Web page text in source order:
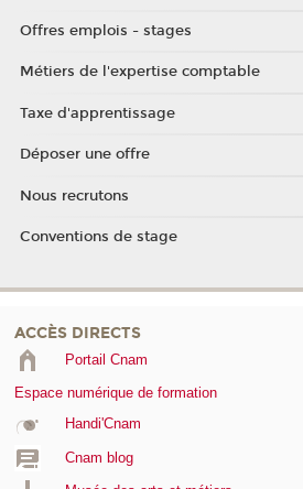
Offres emplois - stages
Métiers de l'expertise comptable
Taxe d'apprentissage
Déposer une offre
Nous recrutons
Conventions de stage
ACCÈS DIRECTS
Portail Cnam
Espace numérique de formation
Handi'Cnam
Cnam blog